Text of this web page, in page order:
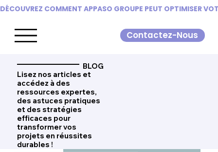
Contactez-Nous
DÉCOUVREZ COMMENT APPASO GROUPE PEUT OPTIMISER
BLOG
Lisez nos articles et
accédez à des
ressources expertes,
des astuces pratiques
et des stratégies
efficaces pour
transformer vos
projets en réussites
durables !